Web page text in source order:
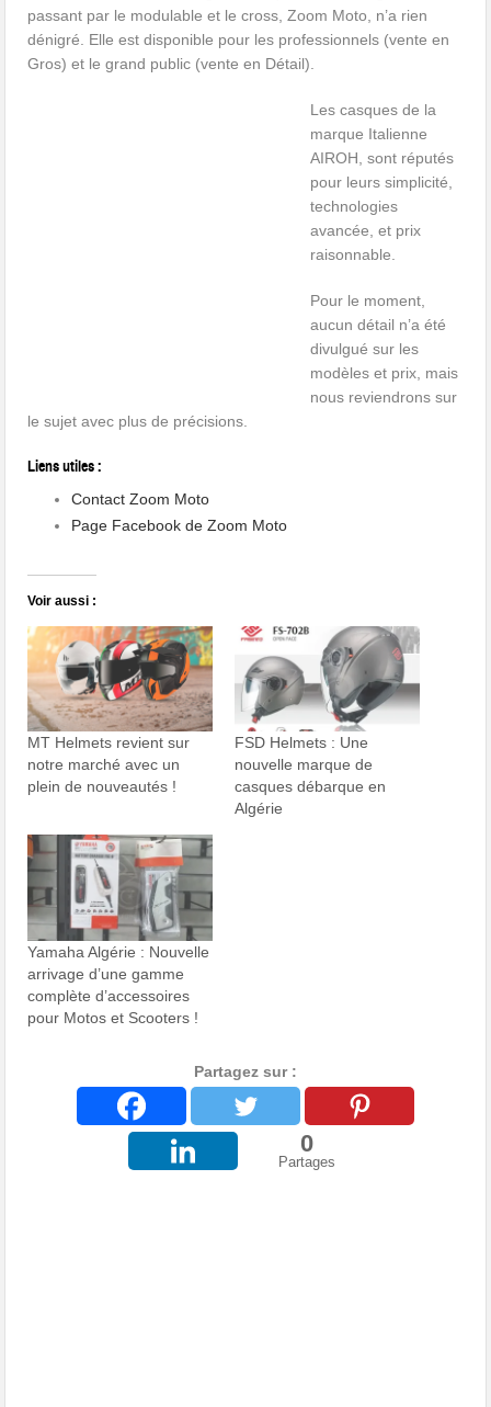
passant par le modulable et le cross, Zoom Moto, n’a rien
dénigré. Elle est disponible pour les professionnels (vente en
Gros) et le grand public (vente en Détail).
Les casques de la
marque Italienne
AIROH, sont réputés
pour leurs simplicité,
technologies
avancée, et prix
raisonnable.
Pour le moment,
aucun détail n’a été
divulgué sur les
modèles et prix, mais
nous reviendrons sur
le sujet avec plus de précisions.
Liens utiles :
Contact Zoom Moto
Page Facebook de Zoom Moto
Voir aussi :
MT Helmets revient sur
notre marché avec un
plein de nouveautés !
FSD Helmets : Une
nouvelle marque de
casques débarque en
Algérie
Yamaha Algérie : Nouvelle
arrivage d’une gamme
complète d’accessoires
pour Motos et Scooters !
Partagez sur :
0
Partages